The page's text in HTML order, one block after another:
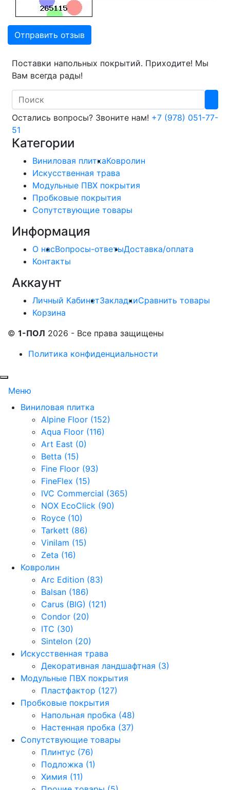
Отправить отзыв
Поставки напольных покрытий. Приходите! Мы
Вам всегда рады!
Search
Остались вопросы? Звоните нам! +7 (978) 051-77-
51
Категории
Виниловая плиткаКовролин
Искусственная трава
Модульные ПВХ покрытия
Пробковые покрытия
Сопутствующие товары
Информация
О насВопросы-ответыДоставка/оплата
Контакты
Аккаунт
Личный КабинетЗакладкиСравнить товары
Корзина
© 1-ПОЛ 2026 - Все права защищены
Политика конфиденциальности
Меню
Виниловая плитка
Alpine Floor (152)
Aqua Floor (116)
Art East (0)
Betta (15)
Fine Floor (93)
FineFlex (15)
IVC Commercial (365)
NOX EcoClick (90)
Royce (10)
Tarkett (86)
Vinilam (15)
Zeta (16)
Ковролин
Arc Edition (83)
Balsan (186)
Carus (BIG) (121)
Condor (20)
ITC (30)
Sintelon (20)
Искусственная трава
Декоративная ландшафтная (3)
Модульные ПВХ покрытия
Пластфактор (127)
Пробковые покрытия
Напольная пробка (48)
Настенная пробка (37)
Сопутствующие товары
Плинтус (76)
Подложка (1)
Химия (11)